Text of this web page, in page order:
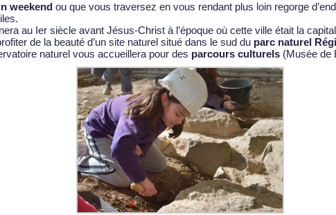
weekend ou que vous traversez en vous rendant plus loin regorge
au Ier siècle avant Jésus-Christ à l’époque où cette ville était la
de la beauté d’un site naturel situé dans le sud du parc naturel
naturel vous accueillera pour des parcours culturels (Musée de